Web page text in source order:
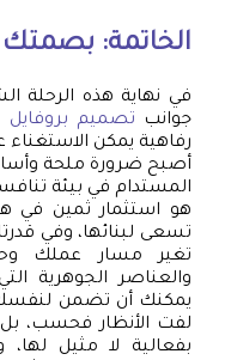
الخاتمة: بصمتك
في نهاية هذه الرحلة
جوانب تصميم بروفايل
رفاهية يمكن الاستغناء
أصبح ضرورة ملحة
المستدام في بيئة
هو استثمار ثمين في
تسعى لبنائها، وفي
تغير مسار عملك
والعناصر الجوهرية
يمكنك أن تضمن لنفسك
لفت الأنظار فحسب،
بفعالية لا مثيل